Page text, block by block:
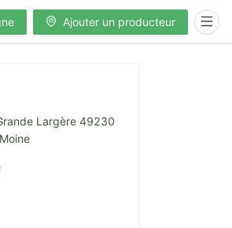
Ajouter un producteur
Largère 49230